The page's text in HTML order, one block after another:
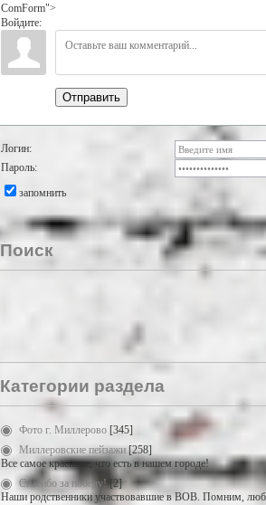
ComForm">
Войдите:
Отправить
Логин:
Пароль:
запомнить
Поиск
Категории раздела
Фото г. Миллерово [345]
Миллеровские пейзажи [258]
Все самое красивое, что есть в нашем городе!
Спасибо за победу! [2]
Наши родственники участвовавшие в ВОВ. Помним,